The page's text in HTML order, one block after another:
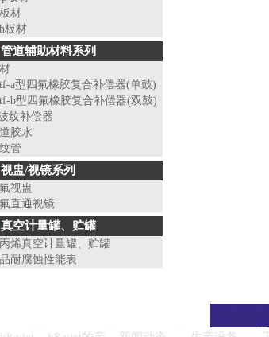
材
板材
管道辅助材料系列
a型四氟橡胶复合补偿器(单鼓)
b型四氟橡胶复合补偿器(双鼓)
纹补偿器
胶水
管
视盅/视镜系列
视盅
直通视镜
真空计量罐、贮罐
烯真空计量罐、贮罐
耐腐蚀性能表